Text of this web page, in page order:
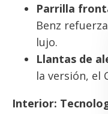
Parrilla
Benz
lujo.
Llantas de
la versión, el
Interior: